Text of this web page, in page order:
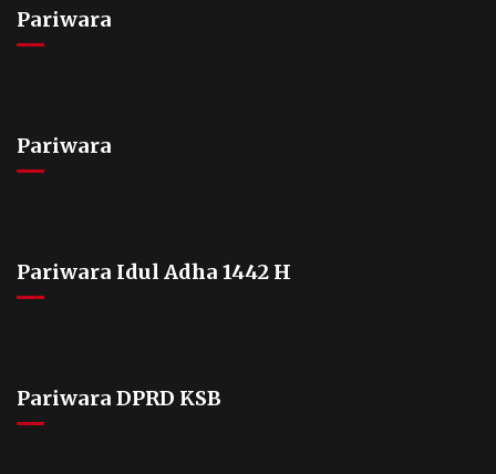
Pariwara
Pariwara
Pariwara Idul Adha 1442 H
Pariwara DPRD KSB